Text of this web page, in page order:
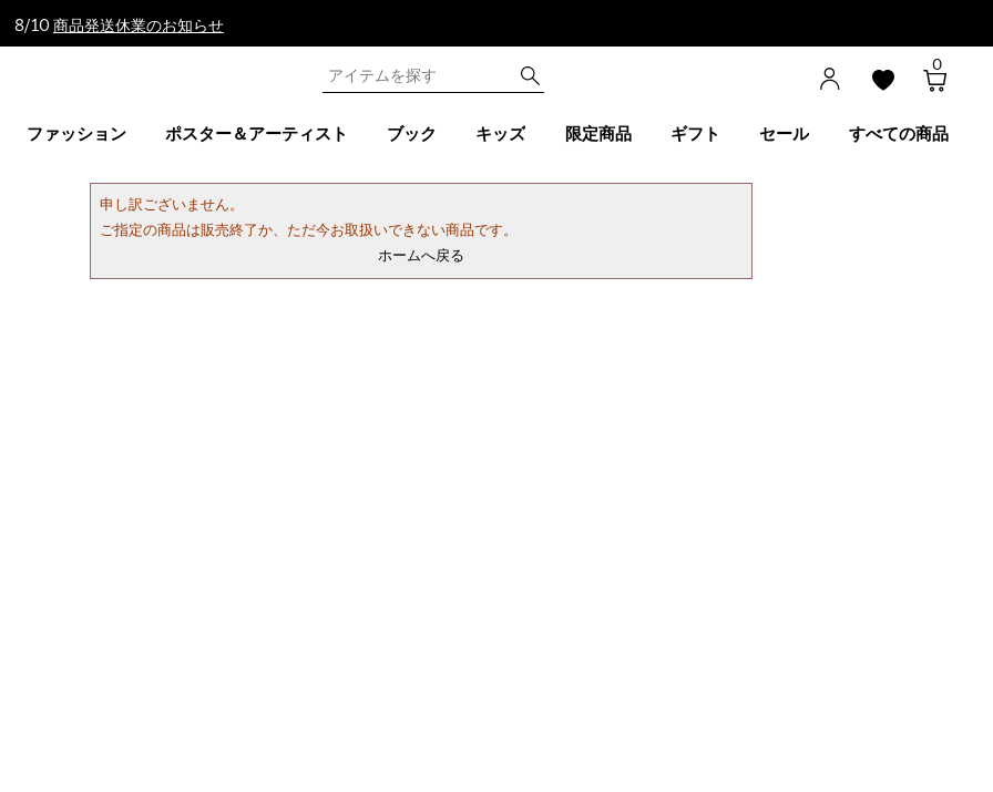
8/10 商品発送休業のお知らせ
0
ファッション ポスター＆アーティスト ブック キッズ 限定商品 ギフト セール すべての商品
申し訳ございません。
ご指定の商品は販売終了か、ただ今お取扱いできない商品です。
ホームへ戻る